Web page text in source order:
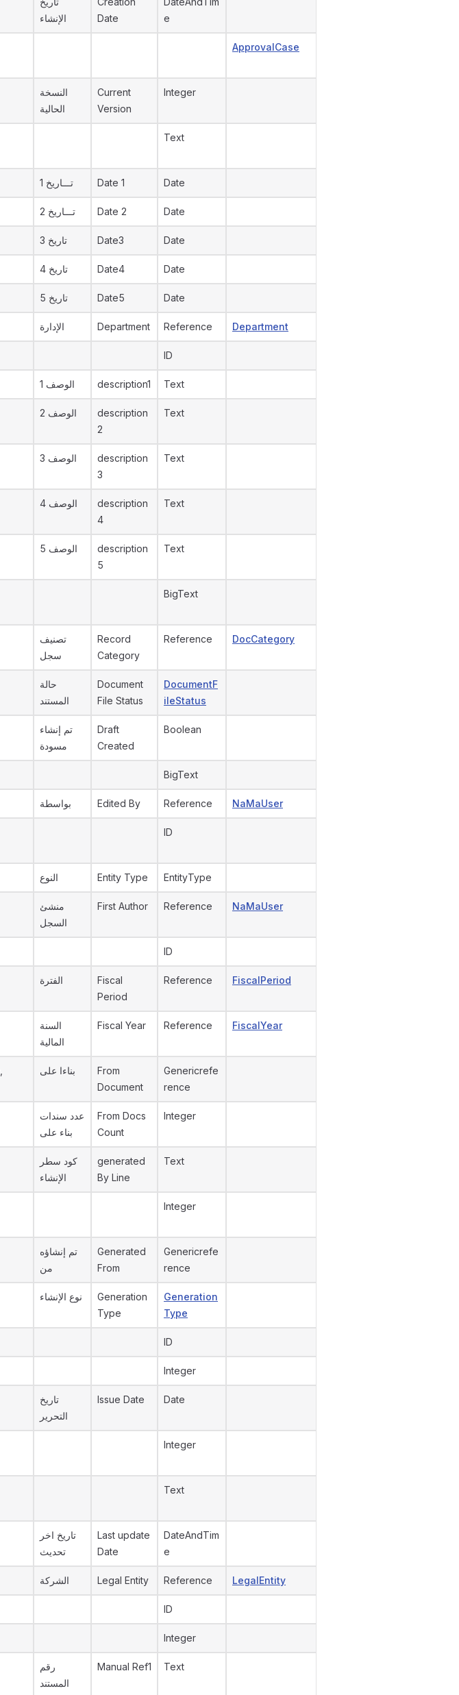
الإنشاء
Date
e
ApprovalCase
النسخة
الحالية
Current
Version
Integer
Text
تـــاريخ 1 Date 1 Date
تـــاريخ 2 Date 2 Date
تاريخ 3 Date3 Date
تاريخ 4 Date4 Date
تاريخ 5 Date5 Date
الإدارة Department Reference Department
ID
الوصف 1 description1 Text
الوصف 2
description
2
Text
الوصف 3
description
3
Text
الوصف 4
description
4
Text
الوصف 5
description
5
Text
BigText
تصنيف
سجل
Record
Category
Reference DocCategory
حالة
المستند
Document
File Status
DocumentF
ileStatus
تم إنشاء
مسودة
Draft
Created
Boolean
BigText
بواسطة Edited By Reference NaMaUser
ID
النوع Entity Type EntityType
منشئ
السجل
First Author Reference NaMaUser
ID
الفترة
Fiscal
Period
Reference FiscalPeriod
السنة
المالية
Fiscal Year Reference FiscalYear
بناءا على
From
Document
Genericrefe
rence
عدد سندات
بناء على
From Docs
Count
Integer
كود سطر
الإنشاء
generated
By Line
Text
Integer
تم إنشاؤه
من
Generated
From
Genericrefe
rence
نوع الإنشاء
Generation
Type
Generation
Type
ID
Integer
تاريخ
التحرير
Issue Date Date
Integer
Text
تاريخ اخر
تحديث
Last update
Date
DateAndTim
e
الشركة Legal Entity Reference LegalEntity
ID
Integer
رقم
المستند
Manual Ref1 Text